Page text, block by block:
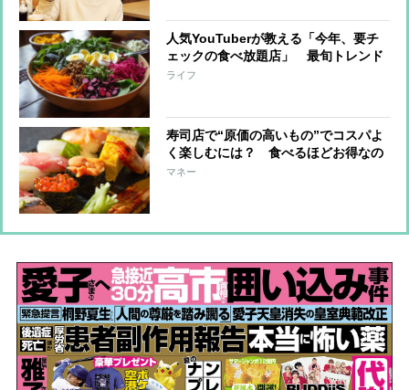
人気YouTuberが教える「今年、要チ
ェックの食べ放題店」 最旬トレンド
は野菜食べ放題、高級江戸前寿司の
ライフ
寿司店で“原価の高いもの”でコスパよ
く楽しむには？ 食べるほどお得なの
はイクラ、うに、カニ
マネー